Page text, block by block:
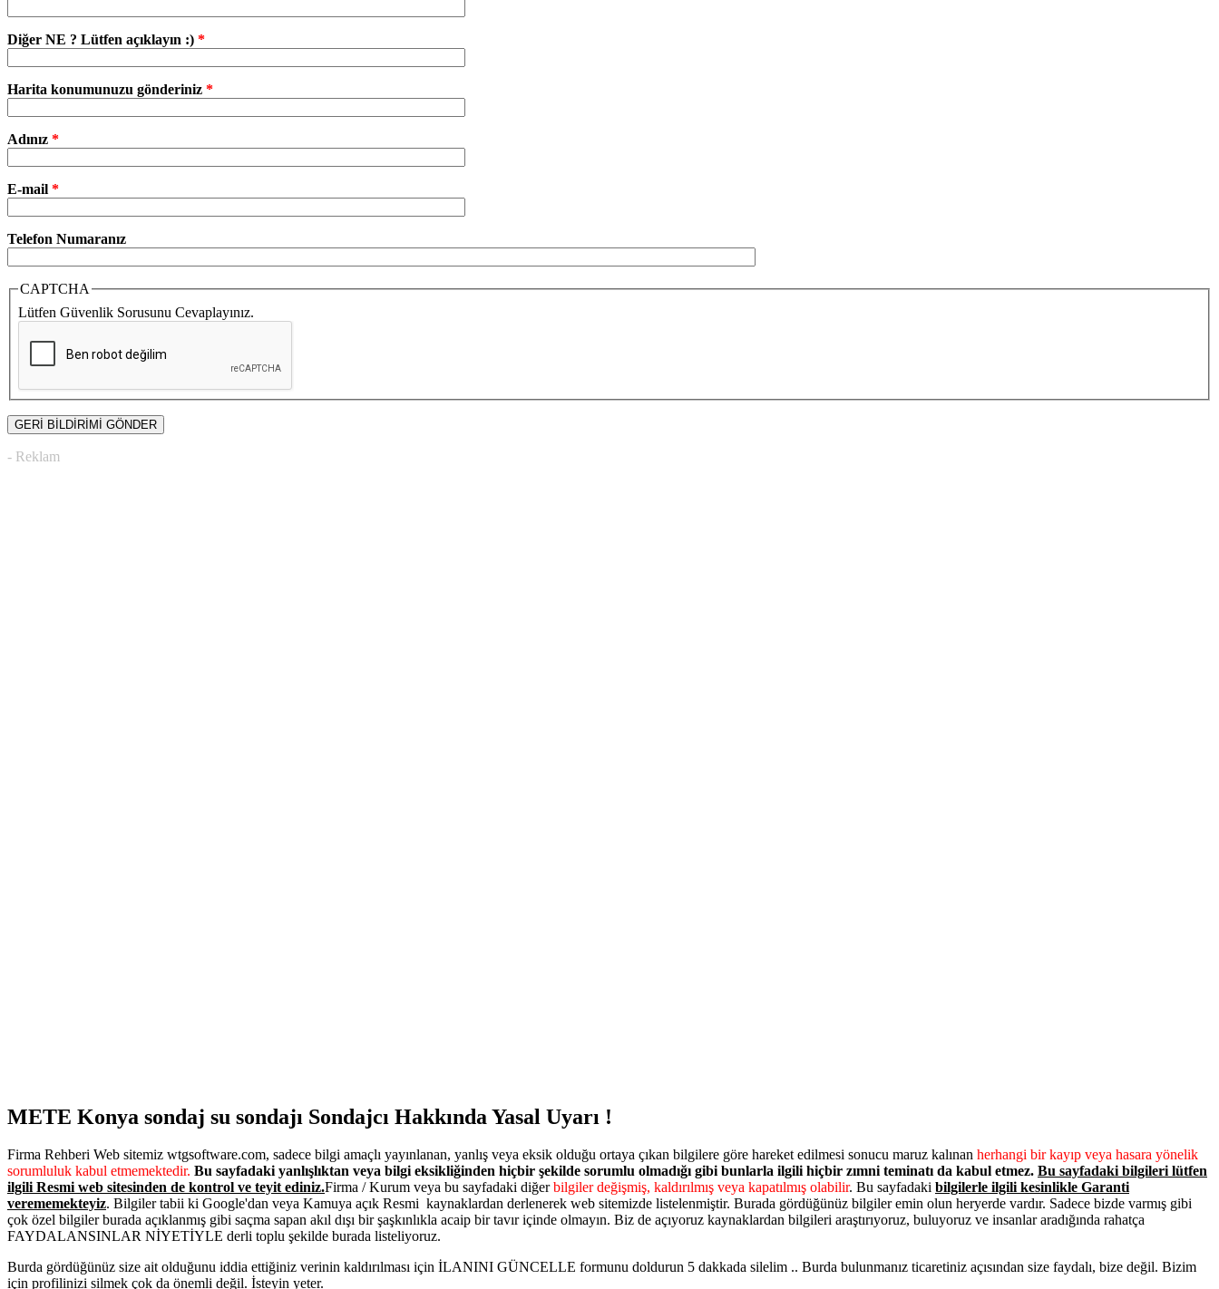
Diğer NE ? Lütfen açıklayın :) *
Harita konumunuzu gönderiniz *
Adınız *
E-mail *
Telefon Numaranız
CAPTCHA
Lütfen Güvenlik Sorusunu Cevaplayınız.
- Reklam
METE Konya sondaj su sondajı Sondajcı Hakkında Yasal Uyarı !
Firma Rehberi Web sitemiz wtgsoftware.com, sadece bilgi amaçlı yayınlanan, yanlış veya eksik olduğu ortaya çıkan bilgilere göre hareket edilmesi sonucu maruz kalınan herhangi bir kayıp veya hasara yönelik
sorumluluk kabul etmemektedir. Bu sayfadaki yanlışlıktan veya bilgi eksikliğinden hiçbir şekilde sorumlu olmadığı gibi bunlarla ilgili hiçbir zımni teminatı da kabul etmez. Bu sayfadaki bilgileri lütfen
ilgili Resmi web sitesinden de kontrol ve teyit ediniz.Firma / Kurum veya bu sayfadaki diğerbilgiler değişmiş, kaldırılmış veya kapatılmış olabilir. Bu sayfadaki bilgilerle ilgili kesinlikle Garanti
verememekteyiz. Bilgiler tabii ki Google'dan veya Kamuya açık Resmi kaynaklardan derlenerek web sitemizde listelenmiştir. Burada gördüğünüz bilgiler emin olun heryerde vardır. Sadece bizde varmış gibi
çok özel bilgiler burada açıklanmış gibi saçma sapan akıl dışı bir şaşkınlıkla acaip bir tavır içinde olmayın. Biz de açıyoruz kaynaklardan bilgileri araştırıyoruz, buluyoruz ve insanlar aradığında rahatça
FAYDALANSINLAR NİYETİYLE derli toplu şekilde burada listeliyoruz.
Burda gördüğünüz size ait olduğunu iddia ettiğiniz verinin kaldırılması için İLANINI GÜNCELLE formunu doldurun 5 dakkada silelim .. Burda bulunmanız ticaretiniz açısından size faydalı, bize değil. Bizim
için profilinizi silmek çok da önemli değil. İsteyin yeter.